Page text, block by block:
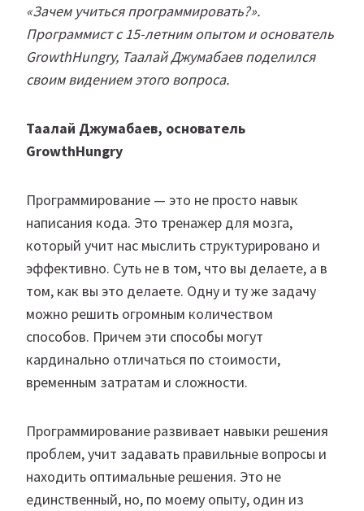
«Зачем учиться программировать?».
Программист с 15-летним опытом и основатель
GrowthHungry, Таалай Джумабаев поделился
своим видением этого вопроса.
Таалай Джумабаев, основатель
GrowthHungry
Программирование — это не просто навык
написания кода. Это тренажер для мозга,
который учит нас мыслить структурировано и
эффективно. Суть не в том, что вы делаете, а в
том, как вы это делаете. Одну и ту же задачу
можно решить огромным количеством
способов. Причем эти способы могут
кардинально отличаться по стоимости,
временным затратам и сложности.
Программирование развивает навыки решения
проблем, учит задавать правильные вопросы и
находить оптимальные решения. Это не
единственный, но, по моему опыту, один из